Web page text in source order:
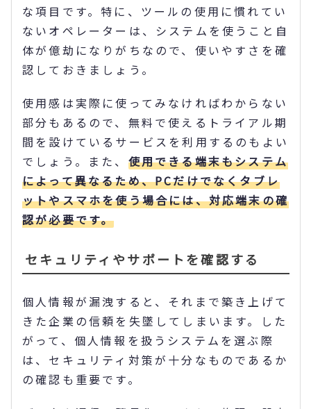
な項目です。特に、ツールの使用に慣れてい
ないオペレーターは、システムを使うこと自
体が億劫になりがちなので、使いやすさを確
認しておきましょう。
使用感は実際に使ってみなければわからない
部分もあるので、無料で使えるトライアル期
間を設けているサービスを利用するのもよい
でしょう。また、 使用できる端末もシステム
によって異なるため、PCだけでなくタブレ
ットやスマホを使う場合には、対応端末の確
認が必要です。
セキュリティやサポートを確認する
個人情報が漏洩すると、それまで築き上げて
きた企業の信頼を失墜してしまいます。した
がって、個人情報を扱うシステムを選ぶ際
は、セキュリティ対策が十分なものであるか
の確認も重要です。